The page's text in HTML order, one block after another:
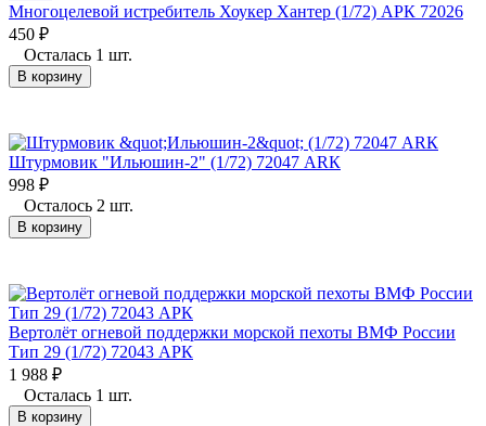
Многоцелевой истребитель Хоукер Хантер (1/72) АРК 72026
450 ₽
Осталась 1 шт.
В корзину
Штурмовик "Ильюшин-2" (1/72) 72047 АRК
998 ₽
Осталось 2 шт.
В корзину
Вертолёт огневой поддержки морской пехоты ВМФ России
Тип 29 (1/72) 72043 АРК
1 988 ₽
Осталась 1 шт.
В корзину